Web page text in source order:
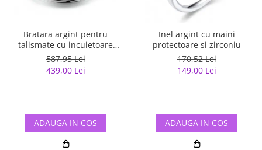
Bratara argint pentru
talismate cu incuietoare
sferica
587,95 Lei
439,00 Lei
ADAUGA IN COS
Inel argint cu maini
protectoare si zirconiu
170,52 Lei
149,00 Lei
ADAUGA IN COS